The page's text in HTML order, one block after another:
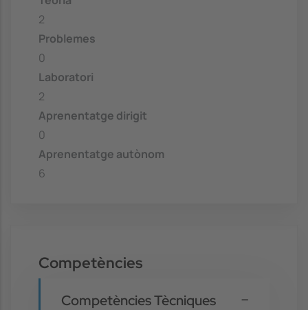
2
Problemes
0
Laboratori
2
Aprenentatge dirigit
0
Aprenentatge autònom
6
Competències
Competències Tècniques